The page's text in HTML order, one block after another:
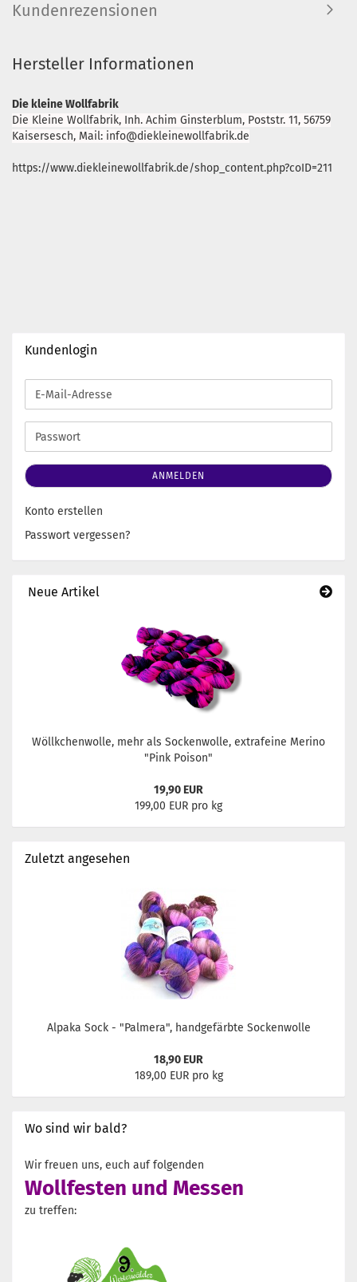
Kundenrezensionen
Hersteller Informationen
Die kleine Wollfabrik
Die Kleine Wollfabrik, Inh. Achim Ginsterblum, Poststr. 11, 56759
Kaisersesch, Mail: info@diekleinewollfabrik.de
https://www.diekleinewollfabrik.de/shop_content.php?coID=211
Kundenlogin
E-
Mail-
Adresse
Passwort
ANMELDEN
Konto erstellen
Passwort vergessen?
Neue Artikel
Wöllkchenwolle, mehr als Sockenwolle, extrafeine Merino
"Pink Poison"
19,90 EUR
199,00 EUR pro kg
Zuletzt angesehen
Alpaka Sock - "Palmera", handgefärbte Sockenwolle
18,90 EUR
189,00 EUR pro kg
Wo sind wir bald?
Wir freuen uns, euch auf folgenden
Wollfesten und Messen
zu treffen: